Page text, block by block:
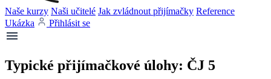
Naše kurzy Naši učitelé Jak zvládnout přijímačky Reference
Ukázka
Přihlásit se
Typické přijímačkové úlohy: ČJ 5